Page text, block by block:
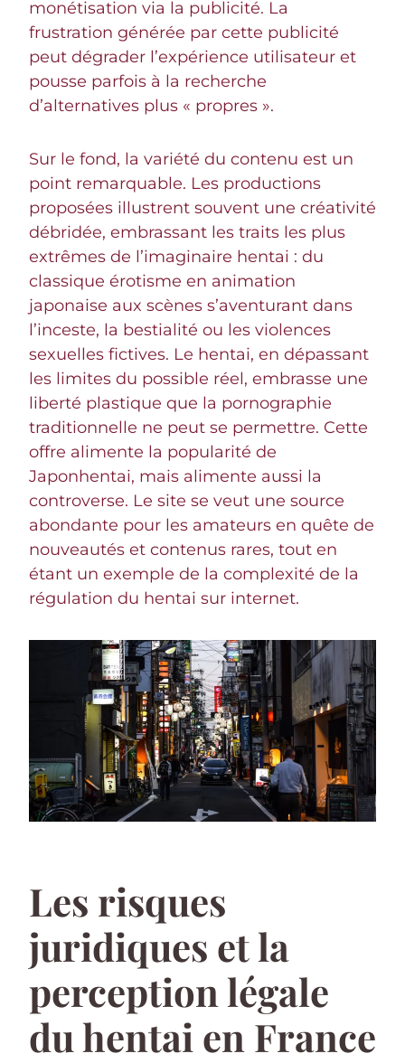
monétisation via la publicité. La
frustration générée par cette publicité
peut dégrader l’expérience utilisateur et
pousse parfois à la recherche
d’alternatives plus « propres ».
Sur le fond, la variété du contenu est un
point remarquable. Les productions
proposées illustrent souvent une créativité
débridée, embrassant les traits les plus
extrêmes de l’imaginaire hentai : du
classique érotisme en animation
japonaise aux scènes s’aventurant dans
l’inceste, la bestialité ou les violences
sexuelles fictives. Le hentai, en dépassant
les limites du possible réel, embrasse une
liberté plastique que la pornographie
traditionnelle ne peut se permettre. Cette
offre alimente la popularité de
Japonhentai, mais alimente aussi la
controverse. Le site se veut une source
abondante pour les amateurs en quête de
nouveautés et contenus rares, tout en
étant un exemple de la complexité de la
régulation du hentai sur internet.
Les risques
juridiques et la
perception légale
du hentai en France